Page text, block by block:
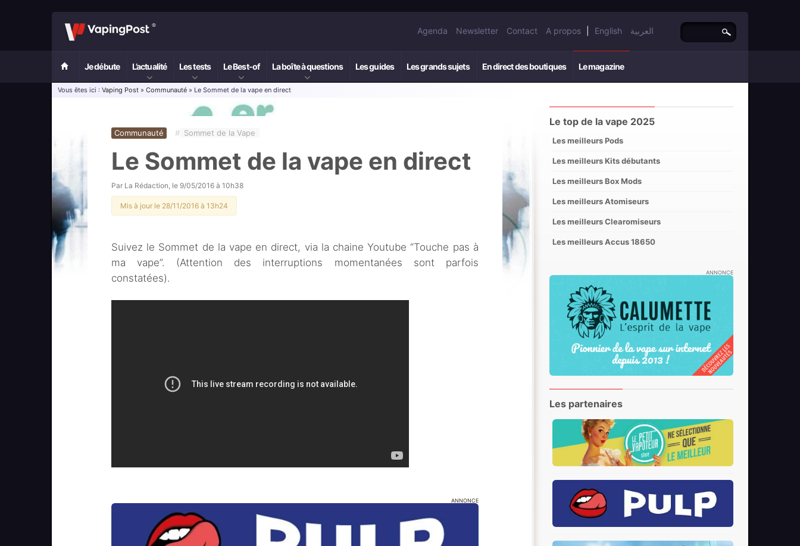
Agenda Newsletter Contact A propos English العربية
Je débute L’actualité Les tests Le Best-of La boîte à questions Les guides Les grands sujets En direct des boutiques Le magazine
Vous êtes ici : Vaping Post » Communauté » Le Sommet de la vape en direct
Communauté # Sommet de la Vape
Le Sommet de la vape en direct
Par La Rédaction, le 9/05/2016 à 10h38
Mis à jour le 28/11/2016 à 13h24
Suivez le Sommet de la vape en direct, via la chaine Youtube “Touche pas à
ma vape”. (Attention des interruptions momentanées sont parfois
constatées).
ANNONCE
Le top de la vape 2025
Les meilleurs Pods
Les meilleurs Kits débutants
Les meilleurs Box Mods
Les meilleurs Atomiseurs
Les meilleurs Clearomiseurs
Les meilleurs Accus 18650
ANNONCE
Les partenaires